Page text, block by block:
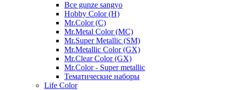
Все gunze sangyo
Hobby Color (H)
Mr.Color (C)
Mr.Metal Color (MC)
Mr.Super Metallic (SM)
Mr.Metallic Color (GX)
Mr.Clear Color (GX)
Mr.Color - Super metallic
Тематические наборы
Life Color